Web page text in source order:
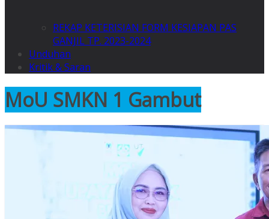
REKAP KETERISIAN FORM KESIAPAN PAS
GANJIL TP. 2023-2024
Unduhan
Kritik & Saran
MoU SMKN 1 Gambut